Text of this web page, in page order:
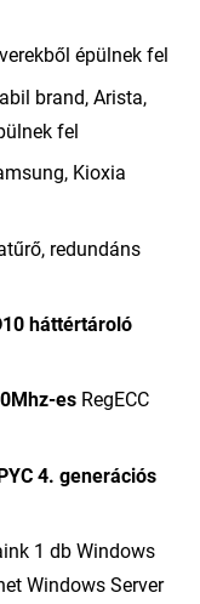
épülnek fel
brand, Arista,
fel
Kioxia
redundáns
háttértároló
es RegECC
4. generációs
1 db Windows
Windows Server